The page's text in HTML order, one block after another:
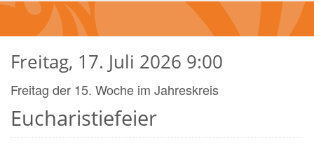
Eucharistiefeier
Freitag, 17. Juli 2026 9:00
Freitag der 15. Woche im Jahreskreis